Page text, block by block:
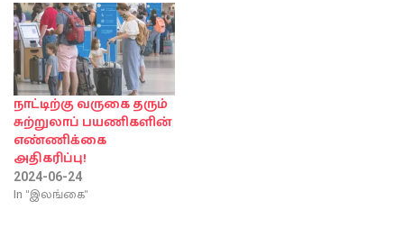
நாட்டிற்கு வருகை தரும்
சுற்றுலாப் பயணிகளின்
எண்ணிக்கை
அதிகரிப்பு!
2024-06-24
In "இலங்கை"